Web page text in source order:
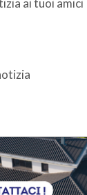
ai tuoi amici